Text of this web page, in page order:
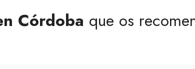
Córdoba que os